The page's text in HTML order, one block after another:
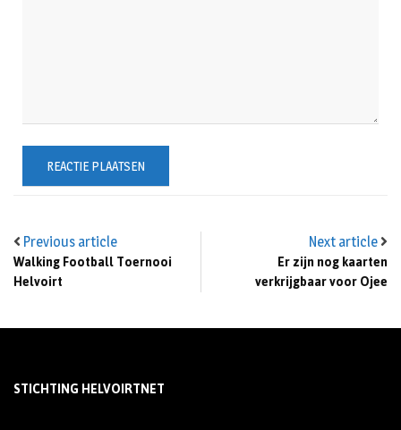
Previous article
Walking Football Toernooi
Helvoirt
Next article
Er zijn nog kaarten
verkrijgbaar voor Ojee
STICHTING HELVOIRTNET